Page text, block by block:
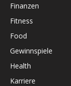
Finanzen
Fitness
Food
Gewinnspiele
Health
Karriere